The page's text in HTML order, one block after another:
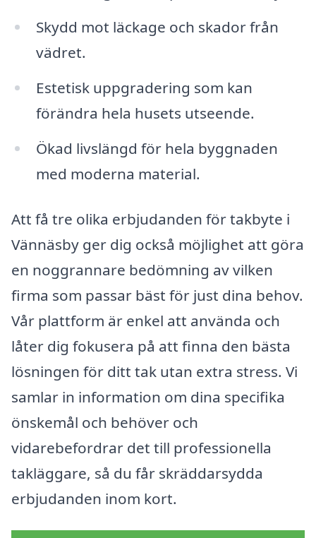
Skydd mot läckage och skador från
vädret.
Estetisk uppgradering som kan
förändra hela husets utseende.
Ökad livslängd för hela byggnaden
med moderna material.
Att få tre olika erbjudanden för takbyte i
Vännäsby ger dig också möjlighet att göra
en noggrannare bedömning av vilken
firma som passar bäst för just dina behov.
Vår plattform är enkel att använda och
låter dig fokusera på att finna den bästa
lösningen för ditt tak utan extra stress. Vi
samlar in information om dina specifika
önskemål och behöver och
vidarebefordrar det till professionella
takläggare, så du får skräddarsydda
erbjudanden inom kort.